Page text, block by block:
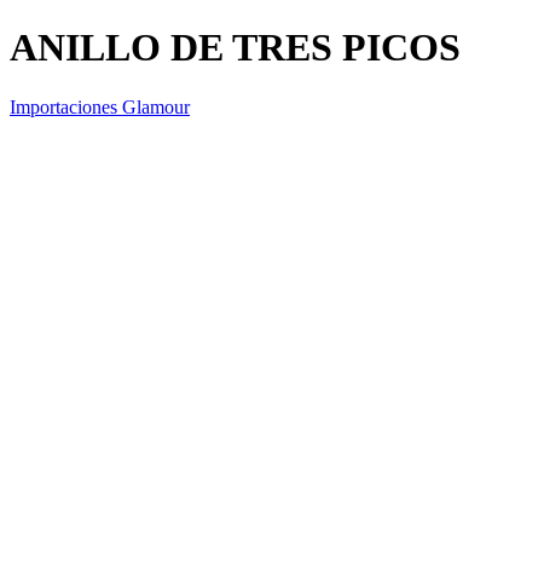
ANILLO DE TRES PICOS
Importaciones Glamour